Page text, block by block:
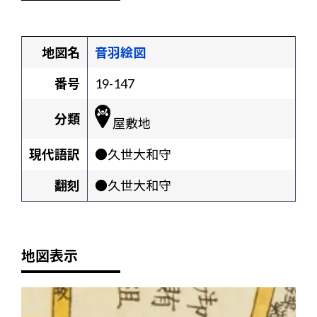
地図名
音羽絵図
番号
19-147
分類
屋敷地
現代語訳
●久世大和守
翻刻
●久世大和守
地図表示